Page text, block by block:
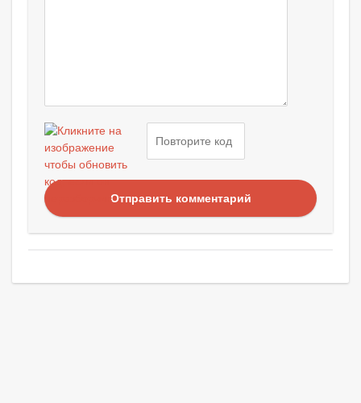
Отправить комментарий